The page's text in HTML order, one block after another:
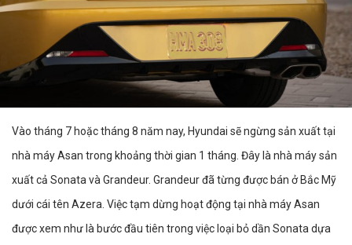
Vào tháng 7 hoặc tháng 8 năm nay, Hyundai sẽ ngừng sản xuất tại
nhà máy Asan trong khoảng thời gian 1 tháng. Đây là nhà máy sản
xuất cả Sonata và Grandeur. Grandeur đã từng được bán ở Bắc Mỹ
dưới cái tên Azera. Việc tạm dừng hoạt động tại nhà máy Asan
được xem như là bước đầu tiên trong việc loại bỏ dần Sonata dựa